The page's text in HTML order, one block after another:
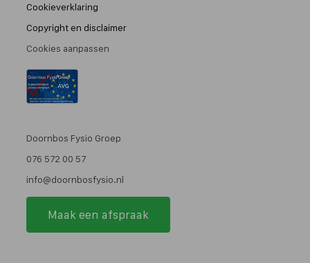
Cookieverklaring
Copyright en disclaimer
Cookies aanpassen
Doornbos Fysio Groep
076 572 00 57
info@doornbosfysio.nl
Maak een afspraak